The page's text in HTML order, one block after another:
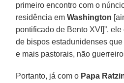
primeiro encontro com o
residência emWashington
pontificado de Bento XVI]”,
de bispos estadunidenses
e mais pastorais, não
Portanto, já com o Papa